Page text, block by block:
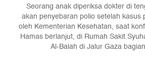
Seorang anak diperiksa dokter di
akan penyebaran polio setelah kasus
oleh Kementerian Kesehatan, saat
Hamas berlanjut, di Rumah Sakit
Al-Balah di Jalur Gaza